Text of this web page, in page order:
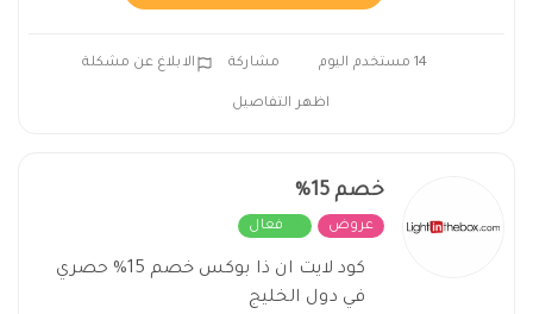
14 مستخدم اليوم مشاركة الابلاغ عن مشكلة
اظهر التفاصيل
خصم 15%
عروض فعال
كود لايت ان ذا بوكس خصم 15% حصري
في دول الخليج